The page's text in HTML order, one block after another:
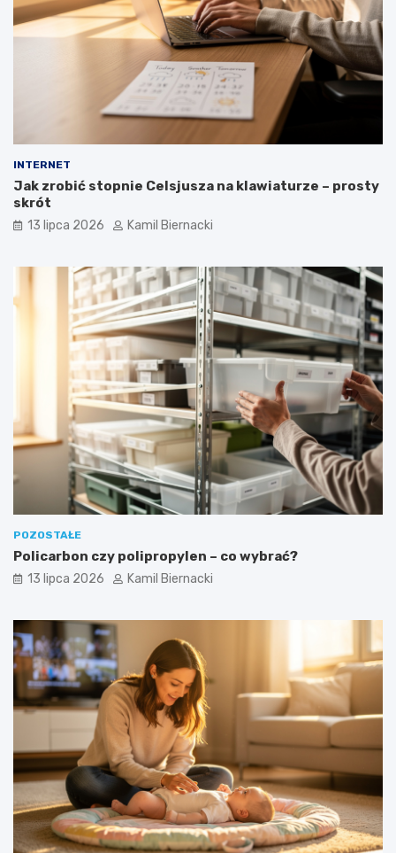
INTERNET
Jak zrobić stopnie Celsjusza na klawiaturze – prosty
skrót
13 lipca 2026 Kamil Biernacki
POZOSTAŁE
Policarbon czy polipropylen – co wybrać?
13 lipca 2026 Kamil Biernacki